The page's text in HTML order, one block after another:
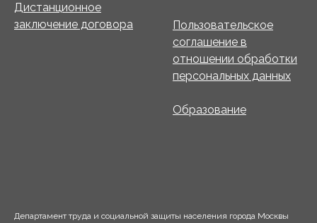
Дистанционное
заключение договора
Пользовательское
соглашение в
отношении обработки
персональных данных
Образование
Департамент труда и социальной защиты населения города Москвы